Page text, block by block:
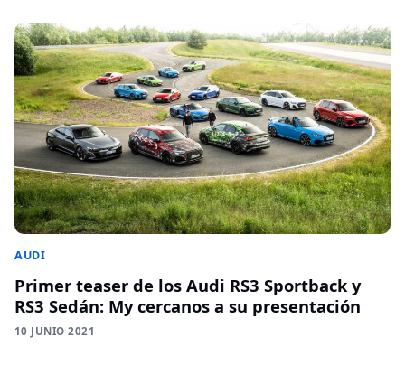
AUDI
Primer teaser de los Audi RS3 Sportback y
RS3 Sedán: My cercanos a su presentación
10 JUNIO 2021